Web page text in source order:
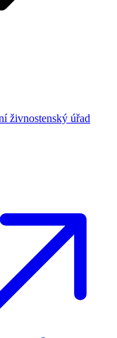
živnostenský úřad